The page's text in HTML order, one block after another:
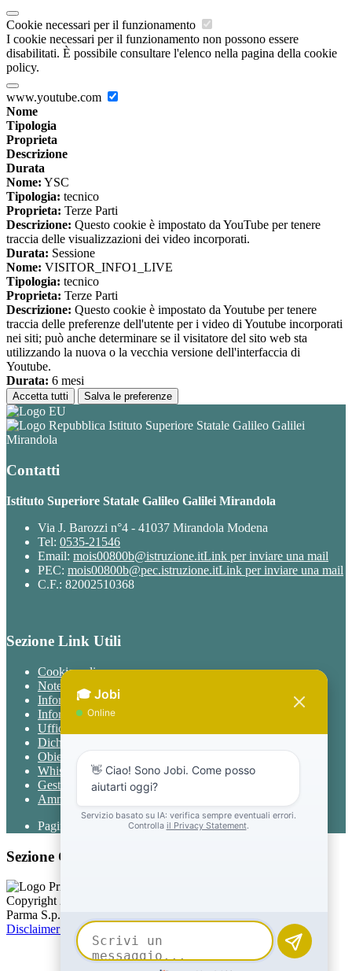
Cookie necessari per il funzionamento
I cookie necessari per il funzionamento non possono essere
disabilitati. È possibile consultare l'elenco nella pagina della cookie
policy.
www.youtube.com
Nome
Tipologia
Proprieta
Descrizione
Durata
Nome: YSC
Tipologia: tecnico
Proprieta: Terze Parti
Descrizione: Questo cookie è impostato da YouTube per tenere
traccia delle visualizzazioni dei video incorporati.
Durata: Sessione
Nome: VISITOR_INFO1_LIVE
Tipologia: tecnico
Proprieta: Terze Parti
Descrizione: Questo cookie è impostato da Youtube per tenere
traccia delle preferenze dell'utente per i video di Youtube incorporati
nei siti; può anche determinare se il visitatore del sito web sta
utilizzando la nuova o la vecchia versione dell'interfaccia di
Youtube.
Durata: 6 mesi
Accetta tutti Salva le preferenze
Istituto Superiore Statale Galileo Galilei
Mirandola
Contatti
Istituto Superiore Statale Galileo Galilei Mirandola
Via J. Barozzi n°4 - 41037 Mirandola Modena
Tel: 0535-21546
Email: mois00800b@istruzione.itLink per inviare una mail
PEC: mois00800b@pec.istruzione.itLink per inviare una mail
C.F.: 82002510368
Sezione Link Utili
Cookie policy
Note legali
Informativa Privacy
Informativa Privacy chatbot Jobi
Ufficio Relazioni con il Pubblico
Dichiarazione di accessibilità
Obiettivi di accessibilità
Whistleblowing
Gestione consensi cookie
Amministrazione trasparente
Pagina visualizzata978volte
Sezione Copyright
Copyright 2026 | Engineered and powered by Gruppo Spaggiari
Parma S.p.A. | Divisione Publishing & New Social Media
Disclaimer trattamento dati personali